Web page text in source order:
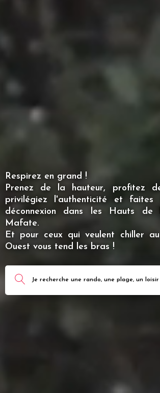
Respirez en grand !
Prenez de la hauteur, profitez
privilégiez l'authenticité et
déconnexion dans les Hauts
Mafate.
Et pour ceux qui veulent chiller
Ouest vous tend les bras !
Je recherche une rando, une plage, un loisir